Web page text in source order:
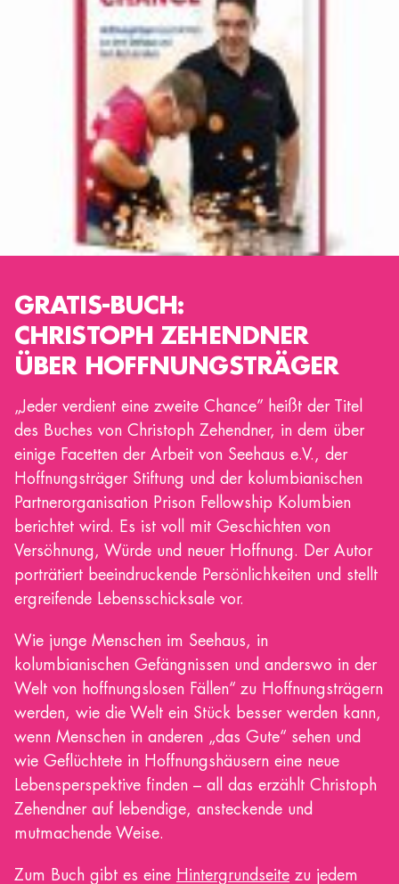
GRATIS-BUCH:
CHRISTOPH ZEHENDNER
ÜBER HOFFNUNGSTRÄGER
„Jeder verdient eine zweite Chance” heißt der Titel
des Buches von Christoph Zehendner, in dem über
einige Facetten der Arbeit von Seehaus e.V., der
Hoffnungsträger Stiftung und der kolumbianischen
Partnerorganisation Prison Fellowship Kolumbien
berichtet wird. Es ist voll mit Geschichten von
Versöhnung, Würde und neuer Hoffnung. Der Autor
porträtiert beeindruckende Persönlichkeiten und stellt
ergreifende Lebensschicksale vor.
Wie junge Menschen im Seehaus, in
kolumbianischen Gefängnissen und anderswo in der
Welt von hoffnungslosen Fällen“ zu Hoffnungsträgern
werden, wie die Welt ein Stück besser werden kann,
wenn Menschen in anderen „das Gute“ sehen und
wie Geflüchtete in Hoffnungshäusern eine neue
Lebensperspektive finden – all das erzählt Christoph
Zehendner auf lebendige, ansteckende und
mutmachende Weise.
Zum Buch gibt es eine Hintergrundseite zu jedem